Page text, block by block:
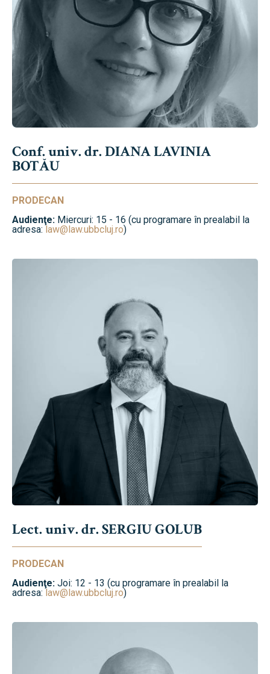
Conf. univ. dr. DIANA LAVINIA
BOTĂU
PRODECAN
Audienţe: Miercuri: 15 - 16 (cu programare în prealabil la
adresa: law@law.ubbcluj.ro)
Lect. univ. dr. SERGIU GOLUB
PRODECAN
Audienţe: Joi: 12 - 13 (cu programare în prealabil la
adresa:law@law.ubbcluj.ro)